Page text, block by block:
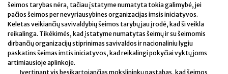
šeimos tarybas nėra, tačiau įstatyme numatyta tokia galimybė, jei
pačios šeimos per nevyriausybines organizacijas imsis iniciatyvos.
Keletas veikiančių savivaldybių šeimos tarybų jau įrodė, kad ši veikla
reikalinga. Tikėkimės, kad įstatyme numatytas šeimų ir su šeimomis
dirbančių organizacijų stiprinimas savivaldos ir nacionaliniu lygiu
paskatins šeimas imtis iniciatyvos, kad reikalingi pokyčiai vyktų joms
artimiausioje aplinkoje.
Įvertinant vis besikartojančias mokslininkų pastabas, kad šeimos